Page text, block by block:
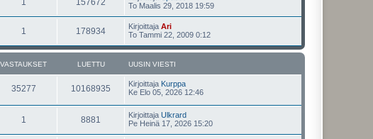
To Maalis 29, 2018 19:59
1 178934 Kirjoittaja Ari
To Tammi 22, 2009 0:12
VASTAUKSET LUETTU UUSIN VIESTI
35277 10168935 Kirjoittaja Kurppa
Ke Elo 05, 2026 12:46
1 8881 Kirjoittaja Ulkrard
Pe Heinä 17, 2026 15:20